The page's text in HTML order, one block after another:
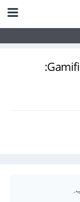
التلعيب Gamification: